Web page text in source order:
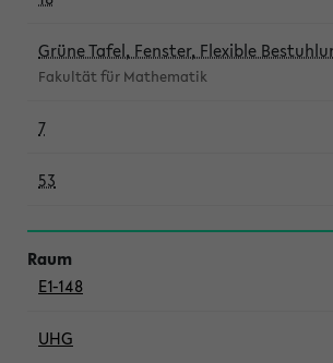
Grüne Tafel, Fenster, Flexible
Fakultät für Mathematik
7
53
E1-148
UHG